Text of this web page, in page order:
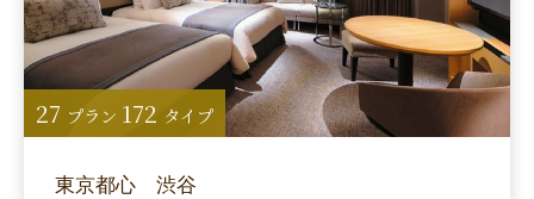
東京都心 渋谷
27 プラン 172 タイプ